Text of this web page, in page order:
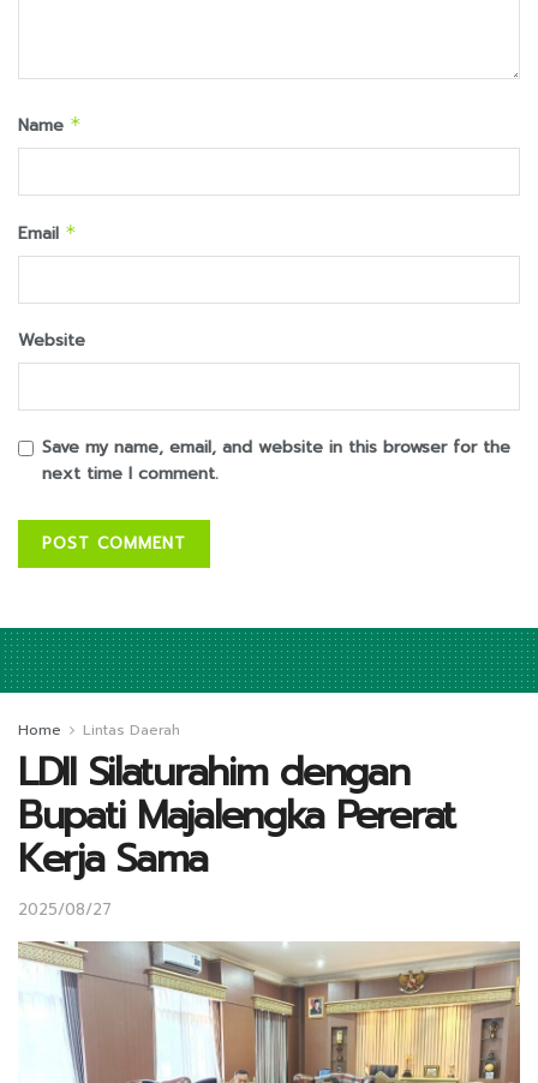
Name *
Email *
Website
Save my name, email, and website in this browser for the
next time I comment.
Home Lintas Daerah
LDII Silaturahim dengan
Bupati Majalengka Pererat
Kerja Sama
2025/08/27